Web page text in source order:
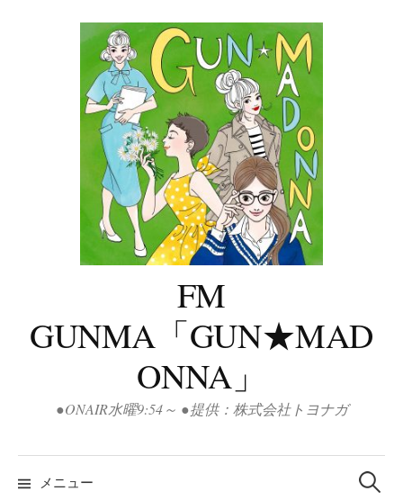
FM
GUNMA「GUN★MAD
ONNA」
●ONAIR水曜9:54～ ●提供：株式会社トヨナガ
メニュー
検
索: